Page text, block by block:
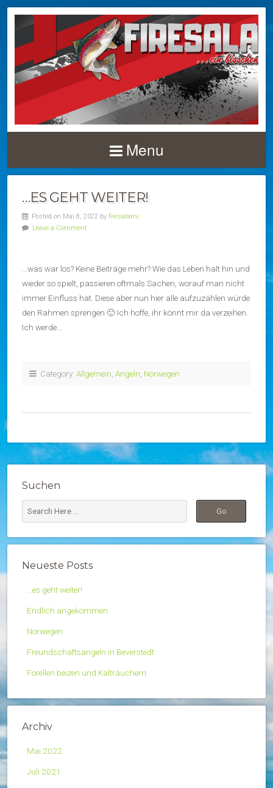
Menu
…ES GEHT WEITER!
Posted on Mai 8, 2022 by firesalami
Leave a Comment
…was war los? Keine Beiträge mehr? Wie das Leben halt hin und
wieder so spielt, passieren oftmals Sachen, worauf man nicht
immer Einfluss hat. Diese aber nun hier alle aufzuzählen würde
den Rahmen sprengen 🙂 Ich hoffe, ihr könnt mir da verzeihen.
Ich werde…
Category: Allgemein Angeln Norwegen
Suchen
Neueste Posts
…es geht weiter!
Endlich angekommen
Norwegen
Freundschaftsangeln in Beverstedt
Forellen beizen und Kalträuchern
Archiv
Mai 2022
Juli 2021